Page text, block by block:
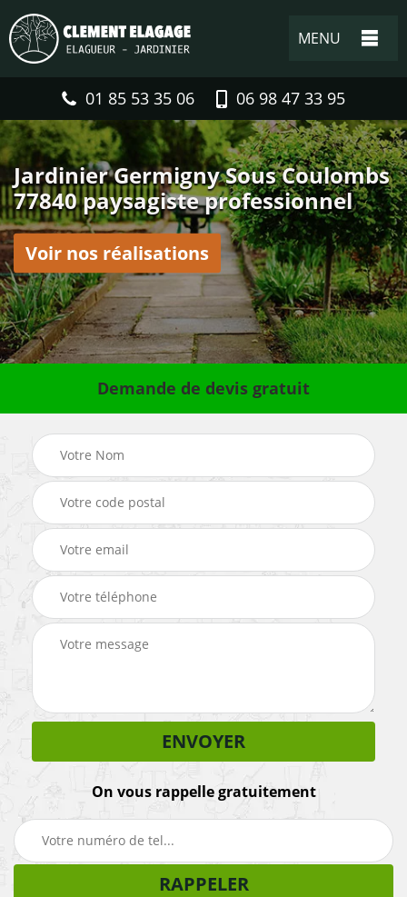
MENU
01 85 53 35 06 06 98 47 33 95
Jardinier Germigny Sous Coulombs
77840 paysagiste professionnel
Voir nos réalisations
Demande de devis gratuit
On vous rappelle gratuitement